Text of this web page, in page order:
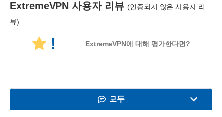
ExtremeVPN 사용자 리뷰 (인증되지 않은 사용자 리
뷰)
! ExtremeVPN에 대해 평가한다면?
모두